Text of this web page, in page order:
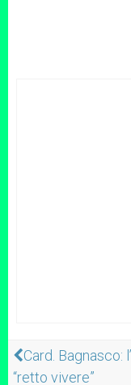
Card. Bagnasco:
“retto vivere”